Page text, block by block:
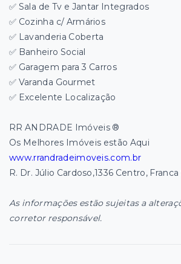
✅ Sala de Tv e Jantar Integrados
✅ Cozinha c/ Armários
✅ Lavanderia Coberta
✅ Banheiro Social
✅ Garagem para 3 Carros
✅ Varanda Gourmet
✅ Excelente Localização
RR ANDRADE Imóveis ®
Os Melhores Imóveis estão Aqui
www.rrandradeimoveis.com.br
R. Dr. Júlio Cardoso,1336 Centro, Franca
As informações estão sujeitas a
corretor responsável.